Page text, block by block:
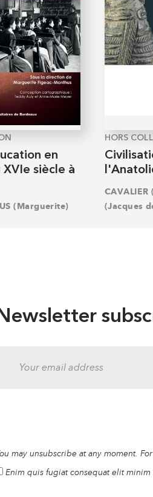
en
siècle à
(Marguerite)
HORS
CAVALIER
(Jacques
may unsubscribe at any moment.
Enim quis fugiat consequat elit